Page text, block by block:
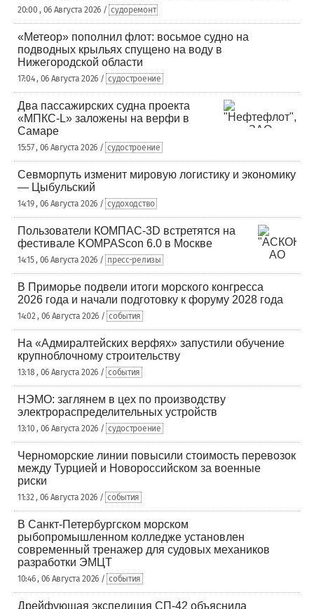
20:00 , 06 Августа 2026 / судоремонт
«Метеор» пополнил флот: восьмое судно на
подводных крыльях спущено на воду в
Нижегородской области
17:04 , 06 Августа 2026 / судостроение
Два пассажирских судна проекта
«МПКС-L» заложены на верфи в
Самаре
15:57 , 06 Августа 2026 / судостроение
Севморпуть изменит мировую логистику и экономику
— Цыбульский
14:19 , 06 Августа 2026 / судоходство
Пользователи КОМПАС-3D встретятся на
фестивале KOMPAScon 6.0 в Москве
14:15 , 06 Августа 2026 / пресс-релизы
В Приморье подвели итоги морского конгресса
2026 года и начали подготовку к форуму 2028 года
14:02 , 06 Августа 2026 / события
На «Адмиралтейских верфях» запустили обучение
крупноблочному строительству
13:18 , 06 Августа 2026 / события
НЭМО: заглянем в цех по производству
электрораспределительных устройств
13:10 , 06 Августа 2026 / судостроение
Черноморские линии повысили стоимость перевозок
между Турцией и Новороссийском за военные
риски
11:32 , 06 Августа 2026 / события
В Санкт-Петербургском морском
рыбопромышленном колледже установлен
современный тренажер для судовых механиков
разработки ЭМЦТ
10:46 , 06 Августа 2026 / события
Дрейфующая экспедиция СП-42 объяснила